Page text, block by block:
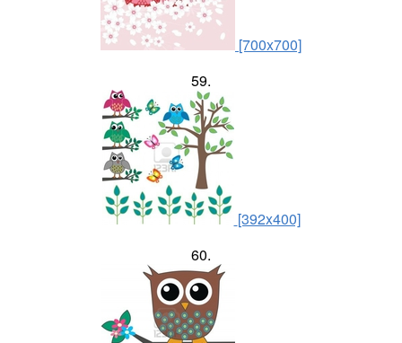
[700x700]
59.
[392x400]
60.